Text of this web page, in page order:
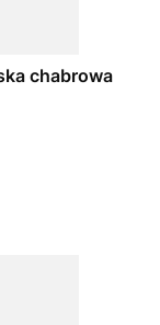
chabrowa